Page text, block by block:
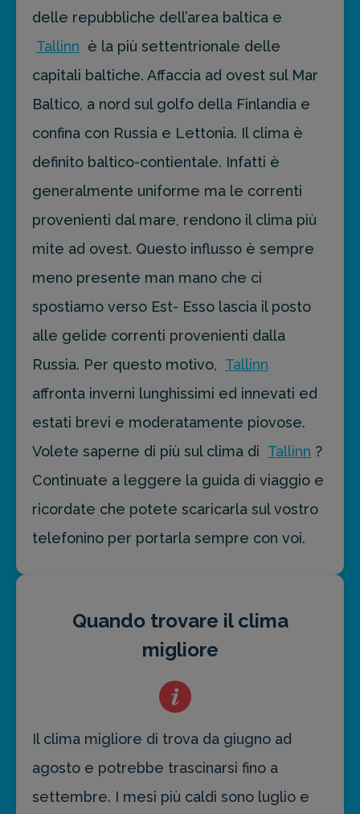
delle repubbliche dell’area baltica e
Tallinn è la più settentrionale delle
capitali baltiche. Affaccia ad ovest sul Mar
Baltico, a nord sul golfo della Finlandia e
confina con Russia e Lettonia. Il clima è
definito baltico-contientale. Infatti è
generalmente uniforme ma le correnti
provenienti dal mare, rendono il clima più
mite ad ovest. Questo influsso è sempre
meno presente man mano che ci
spostiamo verso Est- Esso lascia il posto
alle gelide correnti provenienti dalla
Russia. Per questo motivo, Tallinn
affronta inverni lunghissimi ed innevati ed
estati brevi e moderatamente piovose.
Volete saperne di più sul clima di Tallinn ?
Continuate a leggere la guida di viaggio e
ricordate che potete scaricarla sul vostro
telefonino per portarla sempre con voi.
Quando trovare il clima
migliore
Il clima migliore di trova da giugno ad
agosto e potrebbe trascinarsi fino a
settembre. I mesi più caldi sono luglio e